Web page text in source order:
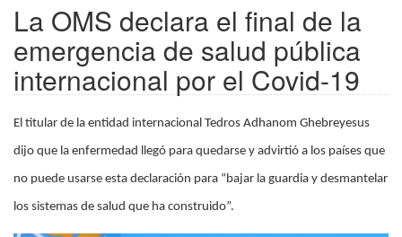
La OMS declara el final de la
emergencia de salud pública
internacional por el Covid-19
El titular de la entidad internacional Tedros Adhanom Ghebreyesus
dijo que la enfermedad llegó para quedarse y advirtió a los países que
no puede usarse esta declaración para “bajar la guardia y desmantelar
los sistemas de salud que ha construido”.